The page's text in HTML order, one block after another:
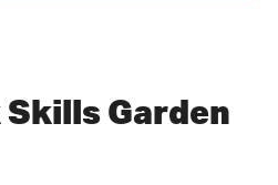
Garden